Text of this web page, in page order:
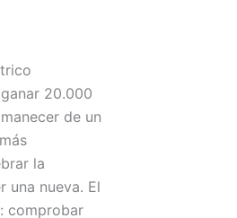
20.000
de un
la
una nueva. El
comprobar